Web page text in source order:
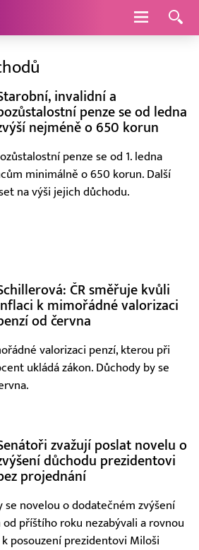
Navigace
invalidní a
penze se od ledna
nejméně o 650 korun
penze se od 1. ledna
minimálně o 650 korun. Další
na výši jejich důchodu.
ČR směřuje kvůli
k mimořádné valorizaci
od června
valorizaci penzí, kterou při
ukládá zákon. Důchody by se
zvažují poslat novelu o
důchodu prezidentovi
projednání
se novelou o dodatečném zvýšení
příštího roku nezabývali a rovnou
posouzení prezidentovi Miloši